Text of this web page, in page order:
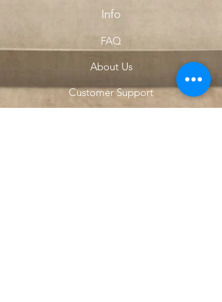
Info
FAQ
About Us
Customer Support